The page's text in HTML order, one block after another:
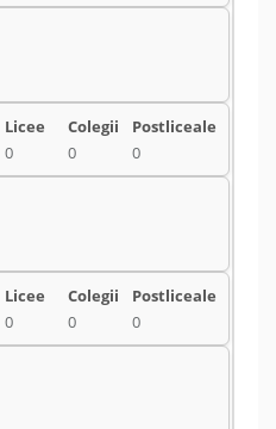
0 0 0
0 0 0